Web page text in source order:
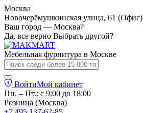
Москва
Новочерёмушкинская улица, 61 (Офис)
Ваш город — Москва?
Да, все верно Выбрать другой?
Мебельная фурнитура в Москве
ВойтиМой кабинет
Пн. – Пт.: с 9:00 до 18:00
Розница (Москва)